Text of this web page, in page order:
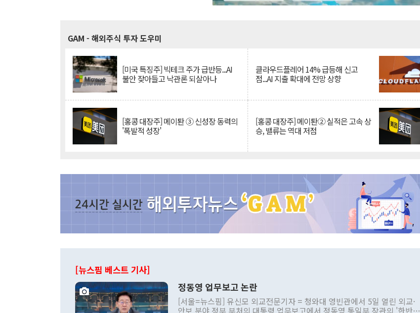
GAM - 해외주식 투자 도우미
[미국 특징주] 빅테크 주가 급반등...AI
불안 잦아들고 낙관론 되살아나
클라우드플레어 14% 급등해 신고
점...AI 지출 확대에 전망 상향
[홍콩 대장주] 메이퇀 ③ 신성장 동력의
'폭발적 성장'
[홍콩 대장주] 메이퇀② 실적은 고속 상
승, 밸류는 역대 저점
[뉴스핌 베스트 기사]
정동영 업무보고 논란
[서울=뉴스핌] 유신모 외교전문기자 = 청와대 영빈관에서 5일 열린 외교·